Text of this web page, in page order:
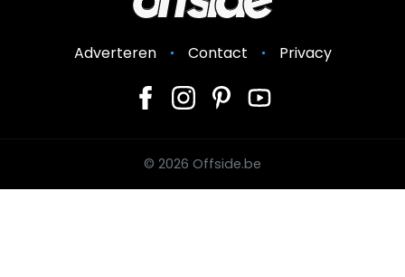
Adverteren Contact Privacy
© 2026 Offside.be